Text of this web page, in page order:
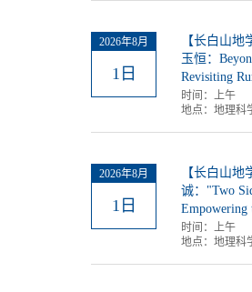
2026年8月
1日
【长白山
玉恒：
Revisiting
时间： 上午
地点： 地理科
2026年8月
1日
【长白山
诚："Two
Empowering
时间： 上午
地点： 地理科